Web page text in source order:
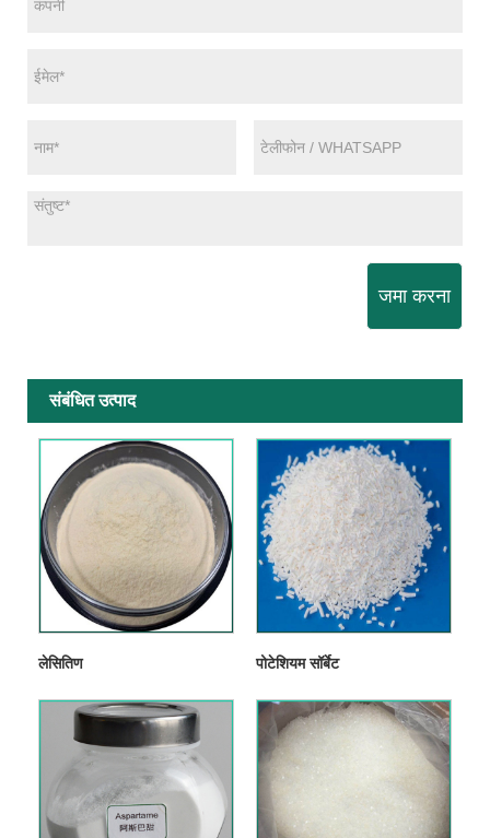
जमा करना
संबंधित उत्पाद
लेसितिण पोटेशियम सॉर्बेट